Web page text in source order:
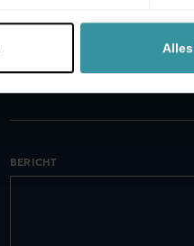
TELEFOONNUMMER
BERICHT